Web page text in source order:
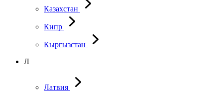
Казахстан
Кипр
Кыргызстан
Л
Латвия